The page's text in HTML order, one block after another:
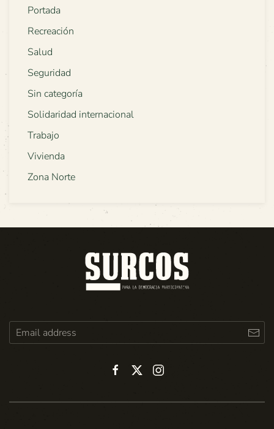
Portada
Recreación
Salud
Seguridad
Sin categoría
Solidaridad internacional
Trabajo
Vivienda
Zona Norte